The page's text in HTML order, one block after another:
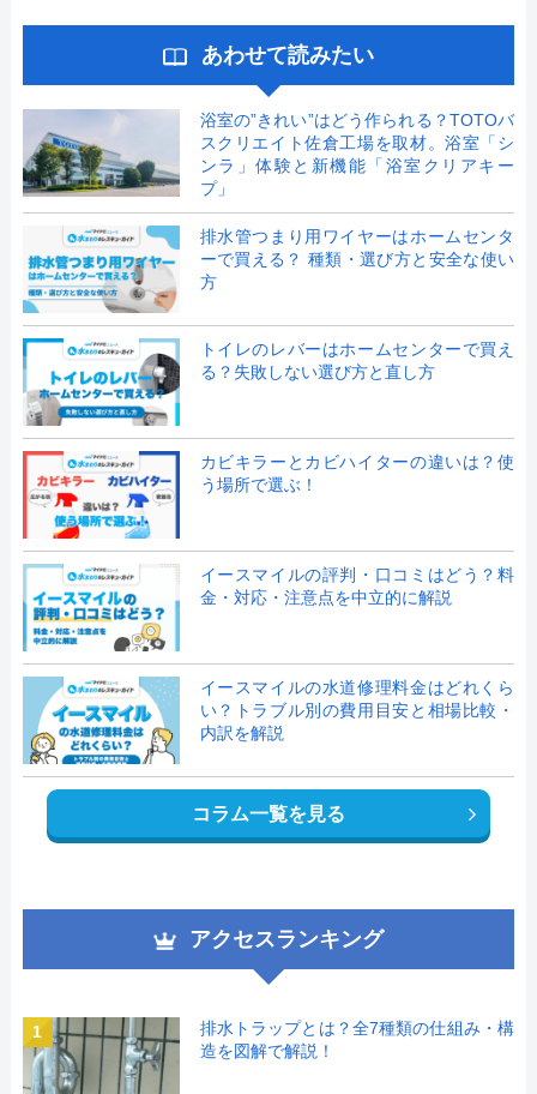
あわせて読みたい
浴室の”きれい”はどう作られる？TOTOバ
スクリエイト佐倉工場を取材。浴室「シ
ンラ」体験と新機能「浴室クリアキー
プ」
排水管つまり用ワイヤーはホームセンタ
ーで買える？ 種類・選び方と安全な使い
方
トイレのレバーはホームセンターで買え
る？失敗しない選び方と直し方
カビキラーとカビハイターの違いは？使
う場所で選ぶ！
イースマイルの評判・口コミはどう？料
金・対応・注意点を中立的に解説
イースマイルの水道修理料金はどれくら
い？トラブル別の費用目安と相場比較・
内訳を解説
コラム一覧を見る
アクセスランキング
1
排水トラップとは？全7種類の仕組み・構
造を図解で解説！